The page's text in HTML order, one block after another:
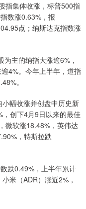
集体收涨，标普500指
数涨0.63%，报
点；纳斯达克指数涨
主的纳指大涨逾6%，
4%。今年上半年，道指
。
幅收涨并创盘中历史新
创下4月9日以来的最佳
微软涨18.48%，英伟达
，特斯拉跌
跌0.49%，上半年累计
米（ADR）涨近2%，